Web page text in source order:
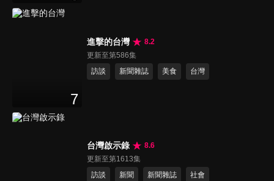
7
進擊的台灣
8.2
更新至第586集
訪談
新聞雜誌 美食 台灣
台灣啟示錄
8.6
更新至第1613集
訪談
新聞 新聞雜誌 社會